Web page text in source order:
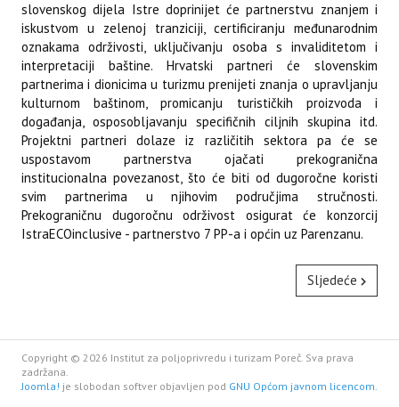
slovenskog dijela Istre doprinijet će partnerstvu znanjem i
iskustvom u zelenoj tranziciji, certificiranju međunarodnim
oznakama održivosti, uključivanju osoba s invaliditetom i
interpretaciji baštine. Hrvatski partneri će slovenskim
partnerima i dionicima u turizmu prenijeti znanja o upravljanju
kulturnom baštinom, promicanju turističkih proizvoda i
događanja, osposobljavanju specifičnih ciljnih skupina itd.
Projektni partneri dolaze iz različitih sektora pa će se
uspostavom partnerstva ojačati prekogranična
institucionalna povezanost, što će biti od dugoročne koristi
svim partnerima u njihovim područjima stručnosti.
Prekograničnu dugoročnu održivost osigurat će konzorcij
IstraECOinclusive - partnerstvo 7 PP-a i općin uz Parenzanu.
Sljedeće
Copyright © 2026 Institut za poljoprivredu i turizam Poreč. Sva prava
zadržana.
Joomla! je slobodan softver objavljen pod GNU Općom javnom licencom.